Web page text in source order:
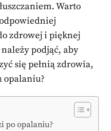
Warto
zdrowej i pięknej
podjąć, aby
się pełnią zdrowia,
opalaniu?
po opalaniu?